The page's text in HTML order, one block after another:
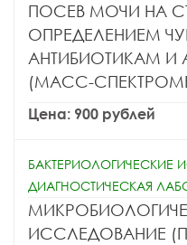
ПОСЕВ МОЧИ НА
ОПРЕДЕЛЕНИЕМ
АНТИБИОТИКАМ И
(МАСС-
Цена: 900 рублей
БАКТЕРИОЛОГИЧЕСКИЕ
ДИАГНОСТИЧЕСКАЯ
ИССЛЕДОВАНИЕ